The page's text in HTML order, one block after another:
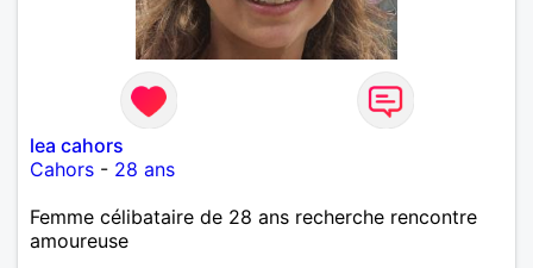
lea cahors
Cahors - 28 ans
Femme célibataire de 28 ans recherche rencontre
amoureuse